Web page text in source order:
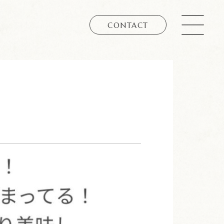
CONTACT